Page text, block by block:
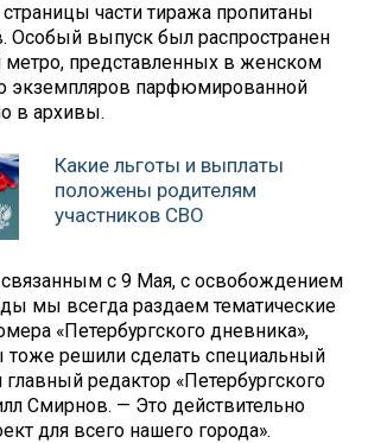
страницы части тиража пропитаны
Особый выпуск был распространен
метро, представленных в женском
экземпляров парфюмированной
в архивы.
Какие льготы и выплаты
положены родителям
участников СВО
связанным с 9 Мая, с освобождением
мы всегда раздаем тематические
«Петербургского дневника»,
решили сделать специальный
редактор «Петербургского
Смирнов. — Это действительно
для всего нашего города».